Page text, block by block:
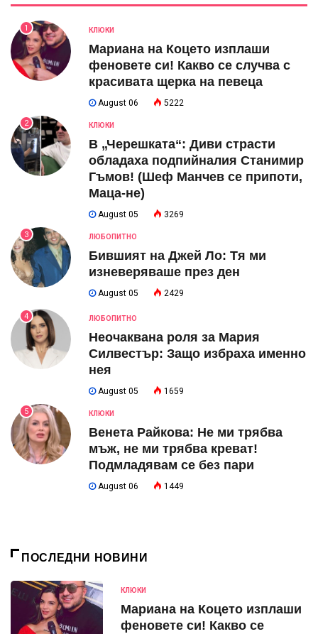
1 КЛЮКИ
Мариана на Коцето изплаши
феновете си! Какво се случва с
красивата щерка на певеца
August 06 5222
2 КЛЮКИ
В „Черешката“: Диви страсти
обладаха подпийналия Станимир
Гъмов! (Шеф Манчев се припоти,
Маца-не)
August 05 3269
3 ЛЮБОПИТНО
Бившият на Джей Ло: Тя ми
изневеряваше през ден
August 05 2429
4 ЛЮБОПИТНО
Неочаквана роля за Мария
Силвестър: Защо избраха именно
нея
August 05 1659
5 КЛЮКИ
Венета Райкова: Не ми трябва
мъж, не ми трябва креват!
Подмладявам се без пари
August 06 1449
ПОСЛЕДНИ НОВИНИ
КЛЮКИ
Мариана на Коцето изплаши
феновете си! Какво се